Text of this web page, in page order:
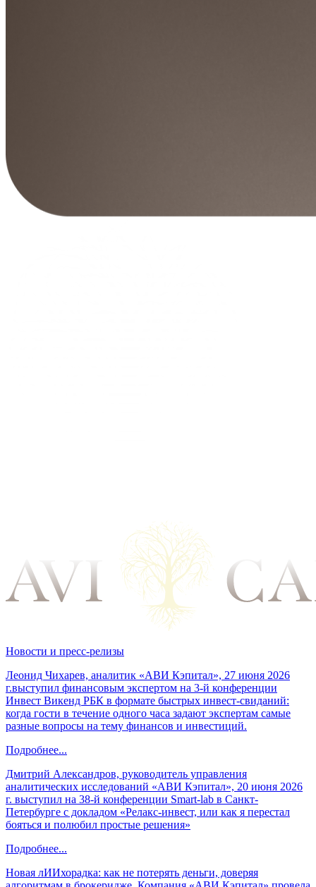
Новости и пресс-релизы
Леонид Чихарев, аналитик «АВИ Кэпитал», 27 июня 2026
г.выступил финансовым экспертом на 3-й конференции
Инвест Викенд РБК в формате быстрых инвест-свиданий:
когда гости в течение одного часа задают экспертам самые
разные вопросы на тему финансов и инвестиций.
Подробнее...
Дмитрий Александров, руководитель управления
аналитических исследований «АВИ Кэпитал», 20 июня 2026
г. выступил на 38-й конференции Smart-lab в Санкт-
Петербурге с докладом «Релакс-инвест, или как я перестал
бояться и полюбил простые решения»
Подробнее...
Новая лИИхорадка: как не потерять деньги, доверяя